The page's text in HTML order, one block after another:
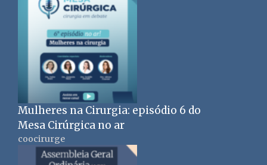
Mulheres na Cirurgia: episódio 6 do
Mesa Cirúrgica no ar
coocirurge